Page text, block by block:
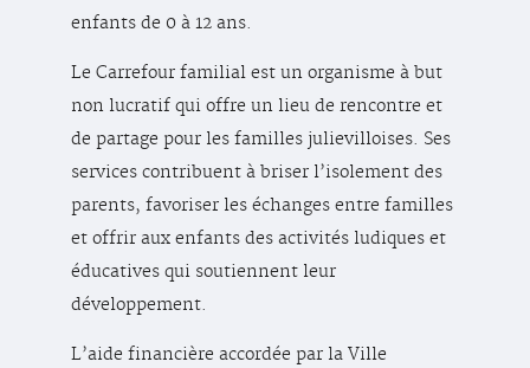
enfants de 0 à 12 ans.
Le Carrefour familial est un organisme à but
non lucratif qui offre un lieu de rencontre et
de partage pour les familles julievilloises. Ses
services contribuent à briser l’isolement des
parents, favoriser les échanges entre familles
et offrir aux enfants des activités ludiques et
éducatives qui soutiennent leur
développement.
L’aide financière accordée par la Ville